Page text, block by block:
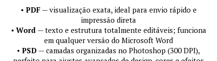
• PDF— visualização exata, ideal para envio rápido e
impressão direta
• Word— texto e estrutura totalmente editáveis; funciona
em qualquer versão do Microsoft Word
• PSD — camadas organizadas no Photoshop (300 DPI),